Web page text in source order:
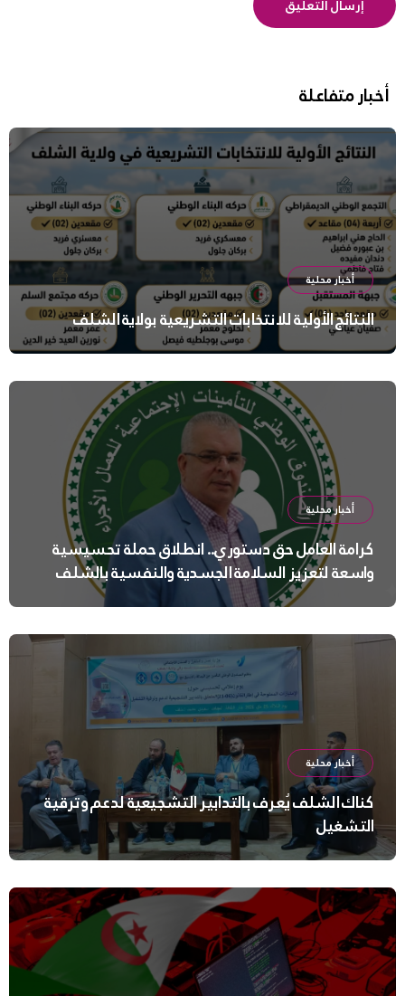
أخبار متفاعلة
أخبار محلية
النتائج الأولية للانتخابات التشريعية بولاية الشلف
أخبار محلية
كرامة العامل حق دستوري.. انطلاق حملة تحسيسية
واسعة لتعزيز السلامة الجسدية والنفسية بالشلف
أخبار محلية
كناك الشلف يُعرف بالتدابير التشجيعية لدعم وترقية
التشغيل